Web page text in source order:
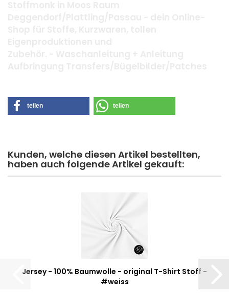
teilen teilen
Kunden, welche diesen Artikel bestellten,
haben auch folgende Artikel gekauft:
Jersey - 100% Baumwolle - original T-Shirt Stoff -
#weiss